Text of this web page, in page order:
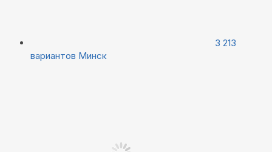
3 213
вариантов Минск